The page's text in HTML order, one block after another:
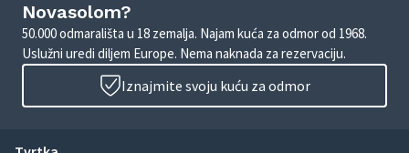
Novasolom?
50.000 odmarališta u 18 zemalja. Najam kuća za odmor od 1968.
Uslužni uredi diljem Europe. Nema naknada za rezervaciju.
Iznajmite svoju kuću za odmor